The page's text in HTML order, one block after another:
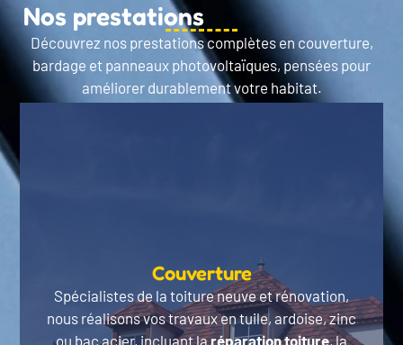
Nos prestations
Découvrez nos prestations complètes en couverture,
bardage et panneaux photovoltaïques, pensées pour
améliorer durablement votre habitat.
Couverture
Spécialistes de la toiture neuve et rénovation,
nous réalisons vos travaux en tuile, ardoise, zinc
ou bac acier, incluant laréparation toiture, la